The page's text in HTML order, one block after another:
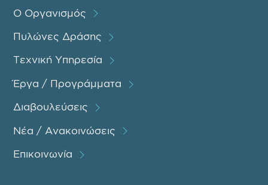
Ο Οργανισμός
Πυλώνες Δράσης
Τεχνική Υπηρεσία
Έργα / Προγράμματα
Διαβουλεύσεις
Νέα / Ανακοινώσεις
Επικοινωνία